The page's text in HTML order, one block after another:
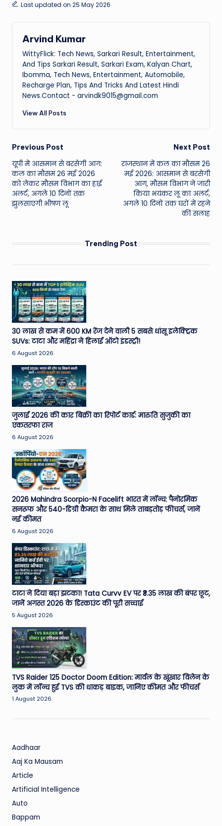
Last updated on 25 May 2026
Arvind Kumar
WittyFlick: Tech News, Sarkari Result, Entertainment,
And Tips Sarkari Result, Sarkari Exam, Kalyan Chart,
Ibomma, Tech News, Entertainment, Automobile,
Recharge Plan, Tips And Tricks And Latest Hindi
News.Contact - arvindk9015@gmail.com
View All Posts
Post
navigation
Previous Post
यूपी में आसमान से बरसेगी आग:
कल का मौसम 26 मई 2026
को लेकर मौसम विभाग का हाई
अलर्ट, अगले 10 दिनों तक
झुलसाएगी भीषण लू
Next Post
राजस्थान में कल का मौसम 26
मई 2026: आसमान से बरसेगी
आग, मौसम विभाग ने जारी
किया भयंकर लू का अलर्ट,
अगले 10 दिनों तक घरों में रहने
की सलाह
Trending Post
30 लाख से कम में 600 KM रेंज देने वाली 5 सबसे धांसू इलेक्ट्रिक
SUVs: टाटा और महिंद्रा ने हिलाई ऑटो इंडस्ट्री!
6 August 2026
जुलाई 2026 की कार बिक्री का रिपोर्ट कार्ड: मारुति सुजुकी का
एकतरफा राज
6 August 2026
2026 Mahindra Scorpio-N Facelift भारत में लॉन्च: पैनोरमिक
सनरूफ और 540-डिग्री कैमरा के साथ मिले ताबड़तोड़ फीचर्स, जानें
नई कीमत
6 August 2026
टाटा ने दिया बड़ा झटका! Tata Curvv EV पर ₹3.35 लाख की बंपर छूट,
जानें अगस्त 2026 के डिस्काउंट की पूरी सच्चाई
5 August 2026
TVS Raider 125 Doctor Doom Edition: मार्वल के खूंखार विलेन के
लुक में लॉन्च हुई TVS की धाकड़ बाइक, जानिए कीमत और फीचर्स
1 August 2026
Aadhaar
Aaj Ka Mausam
Article
Artificial Intelligence
Auto
Bappam